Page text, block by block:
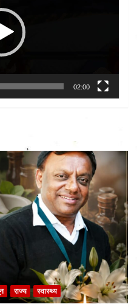
02:00
राज्य स्वास्थ्य